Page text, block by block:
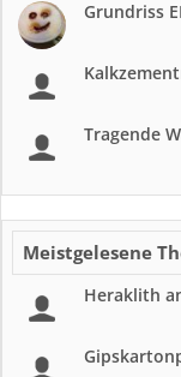
Grundriss
Tragende
Meistgelesene
Heraklith